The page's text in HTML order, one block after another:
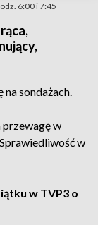
6:00 i 7:45
na sondażach.
przewagę w
w
w TVP3 o